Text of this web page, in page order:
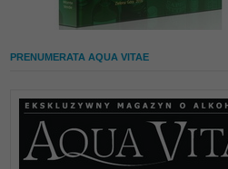
PRENUMERATA AQUA VITAE